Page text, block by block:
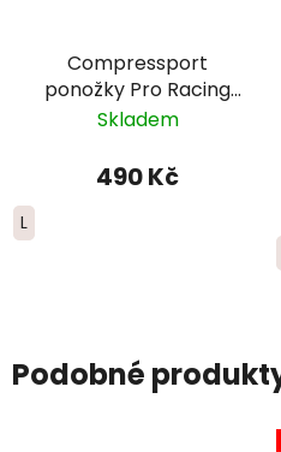
Compressport
ponožky Pro Racing
Trail - růžová
Skladem
490 Kč
L
Podobné